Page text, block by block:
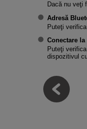
Dacă nu veţi
Adresă
Puteţi
Conectare la
Puteţi
dispozitivul